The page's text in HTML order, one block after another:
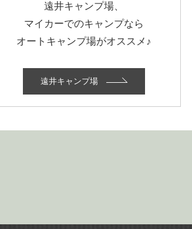
遠井キャンプ場、
マイカーでのキャンプなら
オートキャンプ場がオススメ♪
遠井キャンプ場